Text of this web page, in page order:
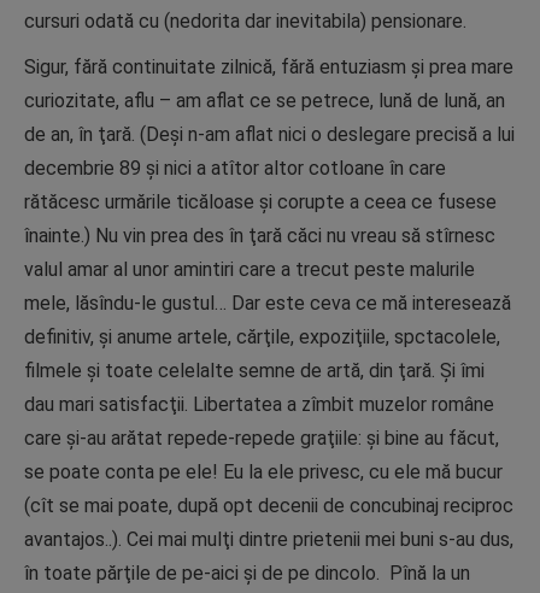
cursuri odată cu (nedorita dar inevitabila) pensionare.
Sigur, fără continuitate zilnică, fără entuziasm şi prea mare
curiozitate, aflu – am aflat ce se petrece, lună de lună, an
de an, în ţară. (Deşi n-am aflat nici o deslegare precisă a lui
decembrie 89 şi nici a atîtor altor cotloane în care
rătăcesc urmările ticăloase şi corupte a ceea ce fusese
înainte.) Nu vin prea des în ţară căci nu vreau să stîrnesc
valul amar al unor amintiri care a trecut peste malurile
mele, lăsîndu-le gustul… Dar este ceva ce mă interesează
definitiv, şi anume artele, cărţile, expoziţiile, spctacolele,
filmele şi toate celelalte semne de artă, din ţară. Şi îmi
dau mari satisfacţii. Libertatea a zîmbit muzelor române
care şi-au arătat repede-repede graţiile: şi bine au făcut,
se poate conta pe ele! Eu la ele privesc, cu ele mă bucur
(cît se mai poate, după opt decenii de concubinaj reciproc
avantajos..). Cei mai mulţi dintre prietenii mei buni s-au dus,
în toate părţile de pe-aici şi de pe dincolo. Pînă la un